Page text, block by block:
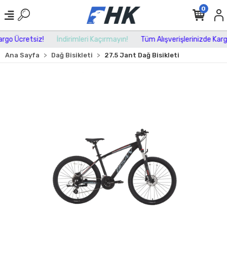
Ücretsiz! İndirimleri Kaçırmayın! Tüm Alışverişlerinizde
0
Ana Sayfa Dağ Bisikleti 27.5 Jant Dağ Bisikleti